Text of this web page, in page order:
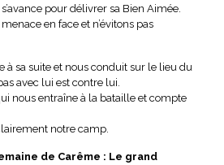
pour délivrer sa Bien Aimée.
en face et n’évitons pas
à sa suite et nous conduit sur le lieu du
avec lui est contre lui.
nous entraîne à la bataille et compte
notre camp.
de Carême : Le grand